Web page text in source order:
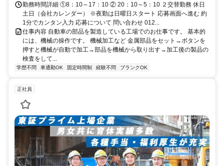
勤務時間詳細 ①8：10～17：10 ② 20：10～5：10 ２交替勤務 休日
土日（会社カレンダー） ※夜勤は日曜日スタート 応募画面へ進む 約
1分でカンタン入力 応募について 問い合わせ 012...
仕事内容 自動車の部品を製造している工場でのお仕事です。 基本的
には、機械の操作です。 機械加工など 金属部品をセット→ボタンを
押すと機械が自動で加工→部品を機械から取り出す→加工後の製品の
検査をして...
学歴不問 車通勤OK 固定時間制 経験不問 ブランクOK
正社員